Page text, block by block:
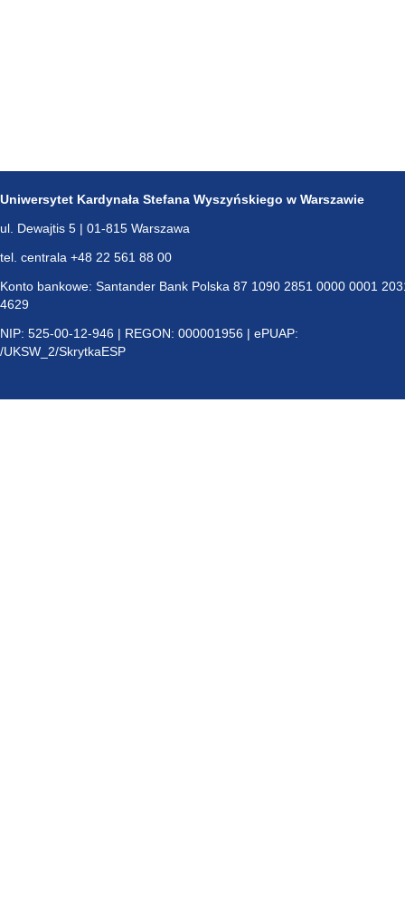
Uniwersytet Kardynała Stefana Wyszyńskiego w Warszawie
ul. Dewajtis 5 | 01-815 Warszawa
tel. centrala +48 22 561 88 00
Konto bankowe: Santander Bank Polska 87 1090 2851 0000 0001
4629
NIP: 525-00-12-946 | REGON: 000001956 | ePUAP:
/UKSW_2/SkrytkaESP